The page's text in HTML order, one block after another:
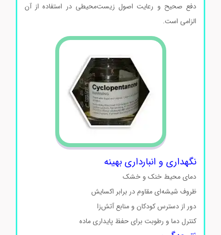
دفع صحیح و رعایت اصول زیست‌محیطی در استفاده از آن
الزامی است.
نگهداری و انبارداری بهینه
دمای محیط خنک و خشک
ظروف شیشه‌ای مقاوم در برابر اکسایش
دور از دسترس کودکان و منابع آتش‌زا
کنترل دما و رطوبت برای حفظ پایداری ماده